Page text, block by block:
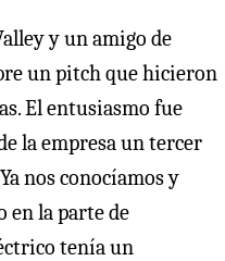
y un amigo de
un pitch que hicieron
El entusiasmo fue
la empresa un tercer
nos conocíamos y
en la parte de
tenía un